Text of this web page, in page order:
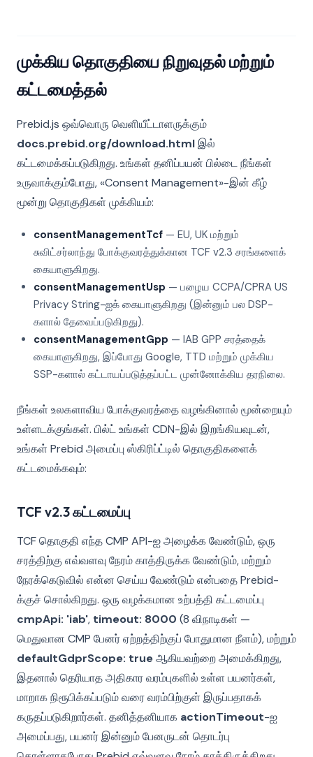
முக்கிய தொகுதியை நிறுவுதல் மற்றும்
கட்டமைத்தல்
Prebid.js ஒவ்வொரு வெளியீட்டாளருக்கும்
docs.prebid.org/download.htmlஇல்
கட்டமைக்கப்படுகிறது. உங்கள் தனிப்பயன் பில்டை நீங்கள்
உருவாக்கும்போது, «Consent Management»-இன் கீழ்
மூன்று தொகுதிகள் முக்கியம்:
consentManagementTcf — EU, UK மற்றும்
சுவிட்சர்லாந்து போக்குவரத்துக்கான TCF v2.3 சரங்களைக்
கையாளுகிறது.
consentManagementUsp — பழைய CCPA/CPRA US
Privacy String-ஐக் கையாளுகிறது (இன்னும் பல DSP-
களால் தேவைப்படுகிறது).
consentManagementGpp — IAB GPP சரத்தைக்
கையாளுகிறது, இப்போது Google, TTD மற்றும் முக்கிய
SSP-களால் கட்டாயப்படுத்தப்பட்ட முன்னோக்கிய தரநிலை.
நீங்கள் உலகளாவிய போக்குவரத்தை வழங்கினால் மூன்றையும்
உள்ளடக்குங்கள். பில்ட் உங்கள் CDN-இல் இறங்கியவுடன்,
உங்கள் Prebid அமைப்பு ஸ்கிரிப்ட்டில் தொகுதிகளைக்
கட்டமைக்கவும்:
TCF v2.3 கட்டமைப்பு
TCF தொகுதி எந்த CMP API-ஐ அழைக்க வேண்டும், ஒரு
சரத்திற்கு எவ்வளவு நேரம் காத்திருக்க வேண்டும், மற்றும்
நேரக்கெடுவில் என்ன செய்ய வேண்டும் என்பதை Prebid-
க்குச் சொல்கிறது. ஒரு வழக்கமான உற்பத்தி கட்டமைப்பு
cmpApi: 'iab', timeout: 8000 (8 விநாடிகள் —
மெதுவான CMP பேனர் ஏற்றத்திற்குப் போதுமான நீளம்), மற்றும்
defaultGdprScope: trueஆகியவற்றை அமைக்கிறது,
இதனால் தெரியாத அதிகார வரம்புகளில் உள்ள பயனர்கள்,
மாறாக நிரூபிக்கப்படும் வரை வரம்பிற்குள் இருப்பதாகக்
கருதப்படுகிறார்கள். தனித்தனியாக actionTimeout-ஐ
அமைப்பது, பயனர் இன்னும் பேனருடன் தொடர்பு